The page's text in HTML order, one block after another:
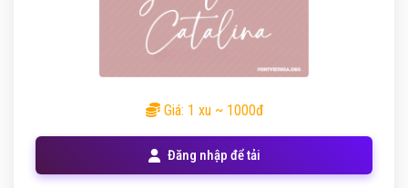
Giá: 1 xu ~ 1000đ
Đăng nhập để tải